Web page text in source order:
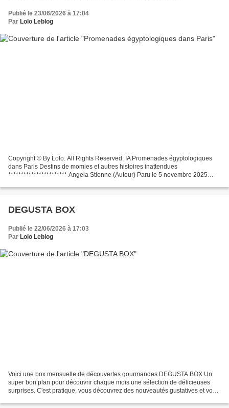
Publié le 23/06/2026 à 17:04
Par Lolo Leblog
Copyright © By Lolo. All Rights Reserved. IA Promenades égyptologiques
dans Paris Destins de momies et autres histoires inattendues
*********************** Angela Stienne (Auteur) Paru le 5 novembre 2025
DEGUSTA BOX
Publié le 22/06/2026 à 17:03
Par Lolo Leblog
Voici une box mensuelle de découvertes gourmandes DEGUSTA BOX Un
super bon plan pour découvrir chaque mois une sélection de délicieuses
surprises. C'est pratique, vous découvrez des nouveautés gustatives et vous